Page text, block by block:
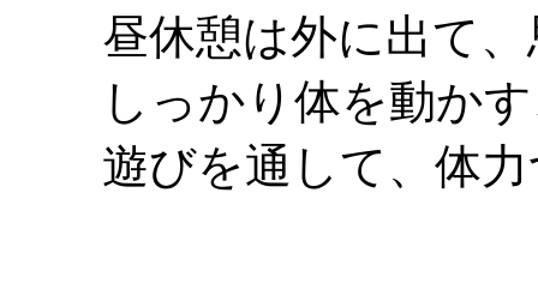
昼休憩は外に出て
しっかり体を動か
遊びを通して、体